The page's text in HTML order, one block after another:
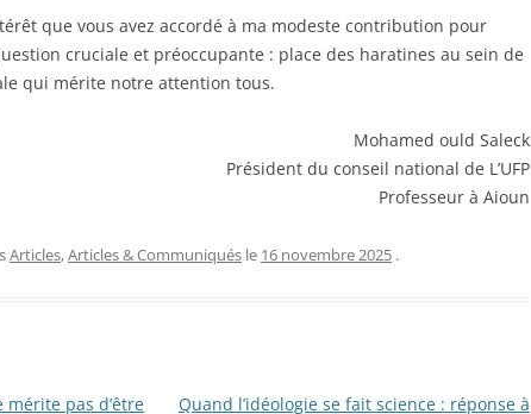
que vous avez accordé à ma modeste contribution pour
cruciale et préoccupante : place des haratines au sein de
qui mérite notre attention tous.
Mohamed ould Saleck
Président du conseil national de L’UFP
Professeur à Aioun
Articles,Articles & Communiqués le 16 novembre 2025 .
pas d’être Quand l’idéologie se fait science : réponse à